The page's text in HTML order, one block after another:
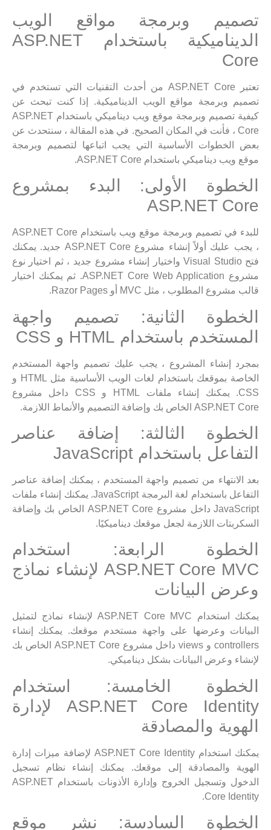
تصميم وبرمجة مواقع الويب
الديناميكية باستخدام ASP.NET
Core
تعتبر ASP.NET Core من أحدث التقنيات التي تستخدم في
تصميم وبرمجة مواقع الويب الديناميكية. إذا كنت تبحث عن
كيفية تصميم وبرمجة موقع ويب ديناميكي باستخدام ASP.NET
Core ، فأنت في المكان الصحيح. في هذه المقالة ، سنتحدث عن
بعض الخطوات الأساسية التي يجب اتباعها لتصميم وبرمجة
موقع ويب ديناميكي باستخدام ASP.NET Core.
الخطوة الأولى: البدء بمشروع
ASP.NET Core
للبدء في تصميم وبرمجة موقع ويب باستخدام ASP.NET Core
، يجب عليك أولاً إنشاء مشروع ASP.NET Core جديد. يمكنك
فتح Visual Studio واختيار إنشاء مشروع جديد ، ثم اختيار نوع
مشروع ASP.NET Core Web Application. ثم يمكنك اختيار
قالب مشروع المطلوب ، مثل MVC أو Razor Pages.
الخطوة الثانية: تصميم واجهة
المستخدم باستخدام HTML و CSS
بمجرد إنشاء المشروع ، يجب عليك تصميم واجهة المستخدم
الخاصة بموقعك باستخدام لغات الويب الأساسية مثل HTML و
CSS. يمكنك إنشاء ملفات HTML و CSS داخل مشروع
ASP.NET Core الخاص بك وإضافة التصميم والأنماط اللازمة.
الخطوة الثالثة: إضافة عناصر
التفاعل باستخدام JavaScript
بعد الانتهاء من تصميم واجهة المستخدم ، يمكنك إضافة عناصر
التفاعل باستخدام لغة البرمجة JavaScript. يمكنك إنشاء ملفات
JavaScript داخل مشروع ASP.NET Core الخاص بك وإضافة
السكربتات اللازمة لجعل موقعك ديناميكيًا.
الخطوة الرابعة: استخدام
ASP.NET Core MVC لإنشاء نماذج
وعرض البيانات
يمكنك استخدام ASP.NET Core MVC لإنشاء نماذج لتمثيل
البيانات وعرضها على واجهة مستخدم موقعك. يمكنك إنشاء
controllers و views داخل مشروع ASP.NET Core الخاص بك
لإنشاء وعرض البيانات بشكل ديناميكي.
الخطوة الخامسة: استخدام
ASP.NET Core Identity لإدارة
الهوية والمصادقة
يمكنك استخدام ASP.NET Core Identity لإضافة ميزات إدارة
الهوية والمصادقة إلى موقعك. يمكنك إنشاء نظام تسجيل
الدخول وتسجيل الخروج وإدارة الأذونات باستخدام ASP.NET
Core Identity.
الخطوة السادسة: نشر موقع